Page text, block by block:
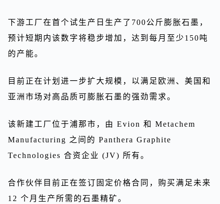
下游工厂在首个试生产日生产了700公斤膨胀石墨，
预计短期内该数字将稳步增加，达到每月至少150吨
的产能。
目前正在计划进一步扩大规模，以满足欧洲、美国和
亚洲市场对高品质可膨胀石墨的强劲需求。
该新建工厂位于浦那市，由 Evion 和 Metachem
Manufacturing 之间的 Panthera Graphite
Technologies 合资企业 (JV) 所有。
合作伙伴目前正在签订固定价格合同，购买满足未来
12 个月生产所需的石墨精矿。